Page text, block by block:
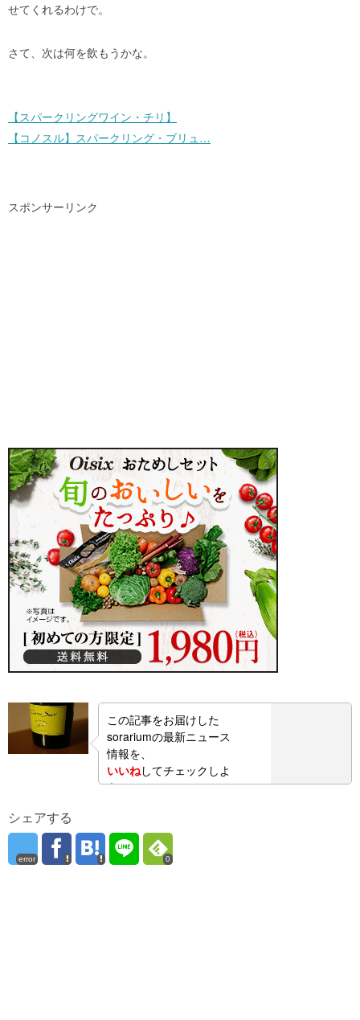
せてくれるわけで。
さて、次は何を飲もうかな。
【スパークリングワイン・チリ】
【コノスル】スパークリング・ブリュ…
スポンサーリンク
この記事をお届けした
sorariumの最新ニュース
情報を、
いいねしてチェックしよ
う！
シェアする
error 0